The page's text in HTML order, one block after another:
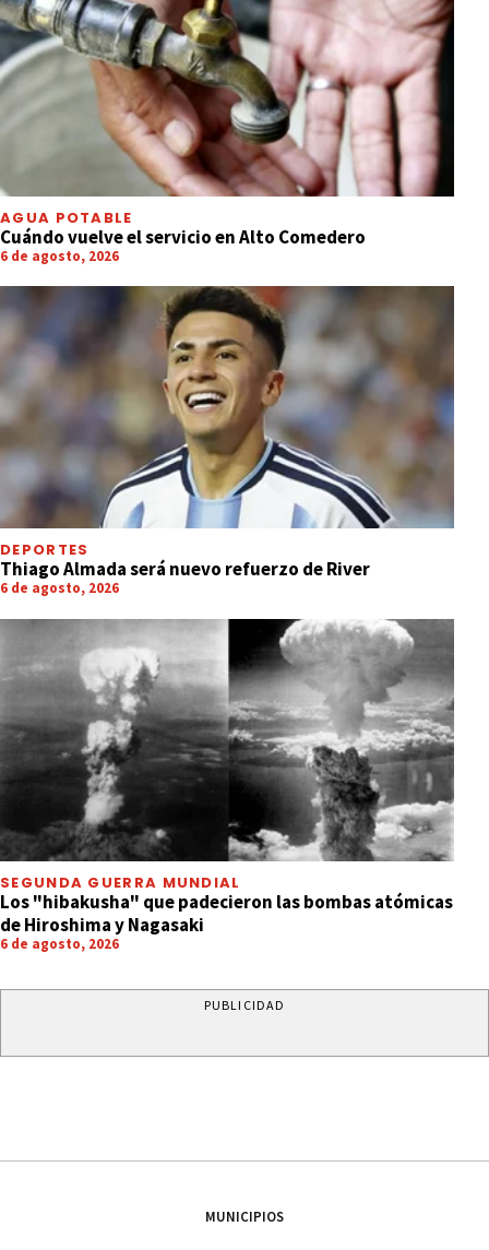
AGUA POTABLE
Cuándo vuelve el servicio en Alto Comedero
6 de agosto, 2026
DEPORTES
Thiago Almada será nuevo refuerzo de River
6 de agosto, 2026
SEGUNDA GUERRA MUNDIAL
Los "hibakusha" que padecieron las bombas atómicas
de Hiroshima y Nagasaki
6 de agosto, 2026
PUBLICIDAD
MUNICIPIOS